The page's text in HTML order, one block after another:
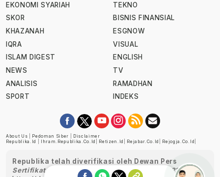
EKONOMI SYARIAH
SKOR
KHAZANAH
IQRA
ISLAM DIGEST
NEWS
ANALISIS
SPORT
TEKNO
BISNIS FINANSIAL
ESGNOW
VISUAL
ENGLISH
TV
RAMADHAN
INDEKS
About Us Pedoman Siber
Disclaimer
Republika.id
Ihram.republika.co.id Retizen.id Rejabar.co.id Rejogja.co.id
Republika telah diverifikasi oleh Dewan Pers
Sertifikat Nomor 1058/DP-Verifikasi/K/XII/2022